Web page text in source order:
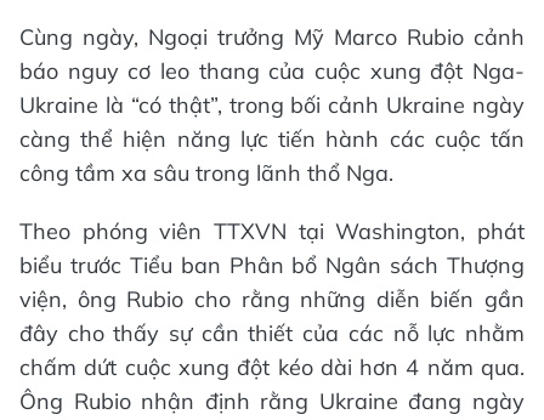
Cùng ngày, Ngoại trưởng Mỹ Marco Rubio cảnh
báo nguy cơ leo thang của cuộc xung đột Nga-
Ukraine là “có thật”, trong bối cảnh Ukraine ngày
càng thể hiện năng lực tiến hành các cuộc tấn
công tầm xa sâu trong lãnh thổ Nga.
Theo phóng viên TTXVN tại Washington, phát
biểu trước Tiểu ban Phân bổ Ngân sách Thượng
viện, ông Rubio cho rằng những diễn biến gần
đây cho thấy sự cần thiết của các nỗ lực nhằm
chấm dứt cuộc xung đột kéo dài hơn 4 năm qua.
Ông Rubio nhận định rằng Ukraine đang ngày